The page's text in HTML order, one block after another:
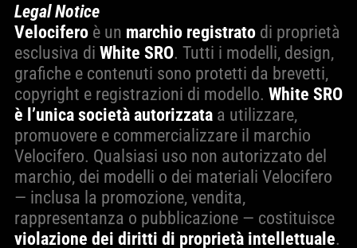
Legal Notice
Velocifero è un marchio registrato di proprietà
esclusiva di White SRO. Tutti i modelli, design,
grafiche e contenuti sono protetti da brevetti,
copyright e registrazioni di modello. White SRO
è l’unica società autorizzataa utilizzare,
promuovere e commercializzare il marchio
Velocifero. Qualsiasi uso non autorizzato del
marchio, dei modelli o dei materiali Velocifero
— inclusa la promozione, vendita,
rappresentanza o pubblicazione — costituisce
violazione dei diritti di proprietà intellettuale.